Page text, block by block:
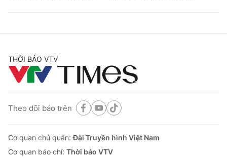
THỜI BÁO VTV
Theo dõi báo trên
Cơ quan chủ quản:Đài Truyền hình Việt Nam
Cơ quan báo chí: Thời báo VTV